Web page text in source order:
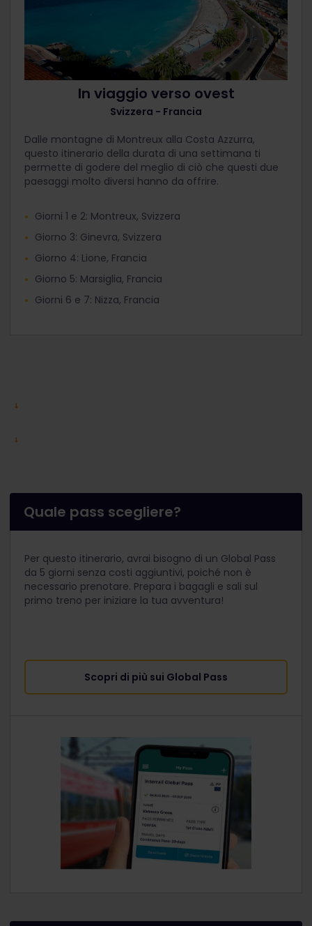
In viaggio verso ovest
Svizzera - Francia
Dalle montagne di Montreux alla Costa Azzurra,
questo itinerario della durata di una settimana ti
permette di godere del meglio di ciò che questi due
paesaggi molto diversi hanno da offrire.
Giorni 1 e 2: Montreux, Svizzera
Giorno 3: Ginevra, Svizzera
Giorno 4: Lione, Francia
Giorno 5: Marsiglia, Francia
Giorni 6 e 7: Nizza, Francia
Quale pass scegliere?
Per questo itinerario, avrai bisogno di un Global Pass
da 5 giorni senza costi aggiuntivi, poiché non è
necessario prenotare. Prepara i bagagli e sali sul
primo treno per iniziare la tua avventura!
Scopri di più sui Global Pass